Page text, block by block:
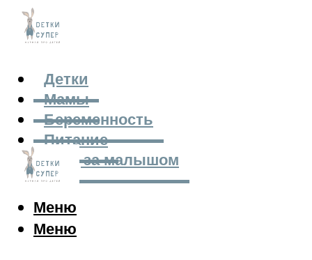
Детки
Мамы
Беременность
Питание
Уход за малышом
Меню
Меню